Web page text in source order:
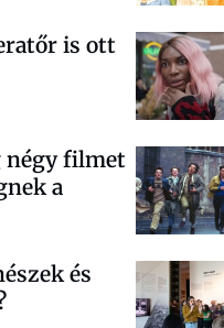
is ott
négy filmet
a
és